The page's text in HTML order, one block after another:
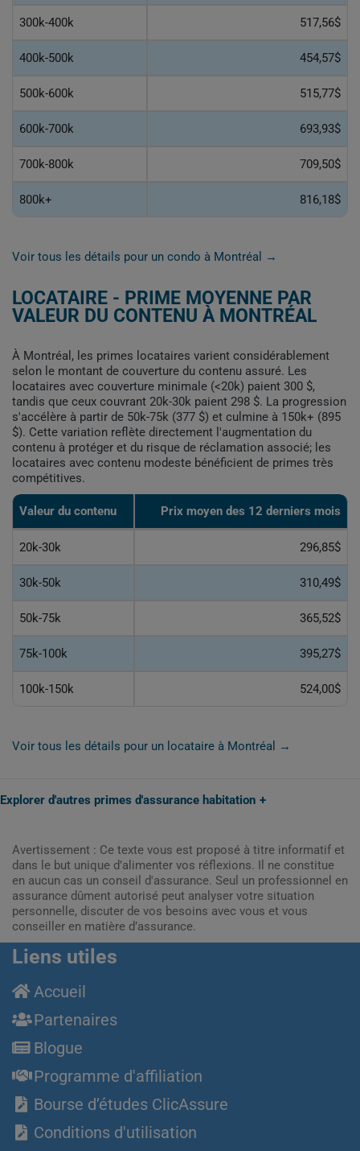
300k-400k 517,56$
400k-500k 454,57$
500k-600k 515,77$
600k-700k 693,93$
700k-800k 709,50$
800k+ 816,18$
Voir tous les détails pour un condo à Montréal →
LOCATAIRE - PRIME MOYENNE PAR
VALEUR DU CONTENU À MONTRÉAL
À Montréal, les primes locataires varient considérablement
selon le montant de couverture du contenu assuré. Les
locataires avec couverture minimale (<20k) paient 300 $,
tandis que ceux couvrant 20k-30k paient 298 $. La progression
s'accélère à partir de 50k-75k (377 $) et culmine à 150k+ (895
$). Cette variation reflète directement l'augmentation du
contenu à protéger et du risque de réclamation associé; les
locataires avec contenu modeste bénéficient de primes très
compétitives.
Valeur du contenu Prix moyen des 12 derniers mois
20k-30k 296,85$
30k-50k 310,49$
50k-75k 365,52$
75k-100k 395,27$
100k-150k 524,00$
Voir tous les détails pour un locataire à Montréal →
Explorer d'autres primes d'assurance habitation
Avertissement : Ce texte vous est proposé à titre informatif et
dans le but unique d’alimenter vos réflexions. Il ne constitue
en aucun cas un conseil d'assurance. Seul un professionnel en
assurance dûment autorisé peut analyser votre situation
personnelle, discuter de vos besoins avec vous et vous
conseiller en matière d’assurance.
Liens utiles
Accueil
Partenaires
Blogue
Programme d'affiliation
Bourse d’études ClicAssure
Conditions d'utilisation